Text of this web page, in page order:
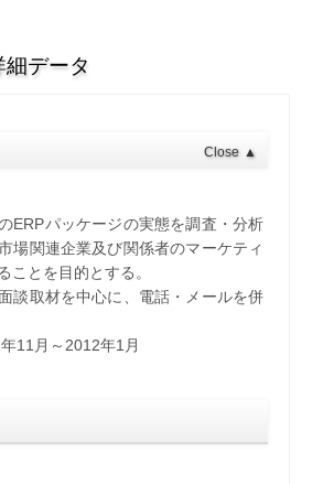
データ
Close ▲
のERPパッケージの実態を調査・分析
場関連企業及び関係者のマーケティ
ことを目的とする。
面談取材を中心に、電話・メールを併
年11月～2012年1月